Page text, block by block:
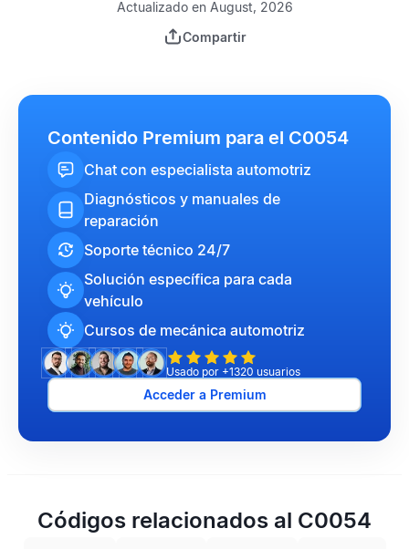
Actualizado en August, 2026
Compartir
Contenido Premium para el C0054
Chat con especialista automotriz
Diagnósticos y manuales de
reparación
Soporte técnico 24/7
Solución específica para cada
vehículo
Cursos de mecánica automotriz
Usado por +1320 usuarios
Acceder a Premium
Códigos relacionados al C0054